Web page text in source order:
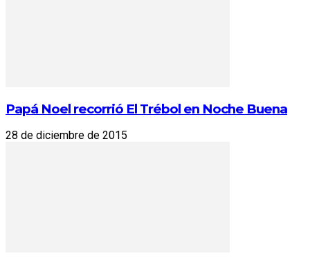
Papá Noel recorrió El Trébol en Noche Buena
28 de diciembre de 2015